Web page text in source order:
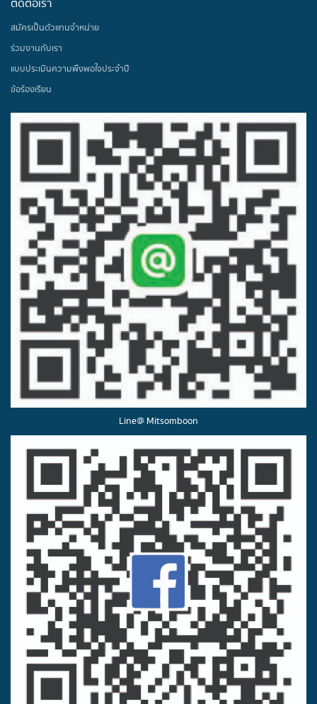
ติดต่อเรา
สมัครเป็นตัวแทนจำหน่าย
ร่วมงานกับเรา
แบบประเมินความพึงพอใจประจำปี
ข้อร้องเรียน
Line@ Mitsomboon